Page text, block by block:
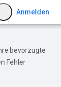
Anmelden
bevorzugte
Fehler